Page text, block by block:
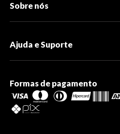
Sobre nós
Ajuda e Suporte
Formas de pagamento